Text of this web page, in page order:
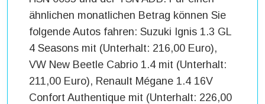
ähnlichen monatlichen Betrag können Sie
folgende Autos fahren: Suzuki Ignis 1.3 GL
4 Seasons mit (Unterhalt: 216,00 Euro),
VW New Beetle Cabrio 1.4 mit (Unterhalt:
211,00 Euro), Renault Mégane 1.4 16V
Confort Authentique mit (Unterhalt: 226,00